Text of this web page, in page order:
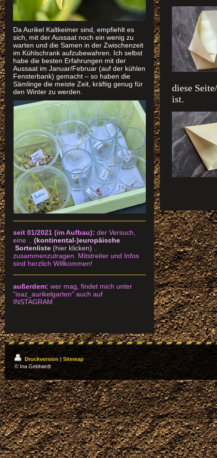
diese
ist.
Da Aurikel Kaltkeimer sind, empfiehlt es
sich, mit der Aussaat noch ein wenig zu
warten und die Samen in der Zwischenzeit
im Kühlschrank aufzubewahren. Ich selbst
habe die besten Erfahrungen mit der
Aussaat im Januar/Februar (auf der kühlen
Fensterbank) gemacht – so haben die
Sämlinge die meiste Zeit, kräftig genug für
den Winter zu werden.
seit 01/2021 (im Aufbau): der Versuch,
eine .. (kontinental-)europäische
Sortenliste (hier klicken)
zusammenzutragen. Mitstreiter und Infos
sind herzlich Willkommen!
außerdem: wer mag, findet mich unter
"isaz_aurikelgarten" auch auf
INSTAGRAM
Druckversion| Sitemap
© Ina Gebhardt